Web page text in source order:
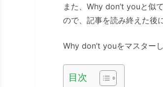
また、Why don’t youと似
ので、記事を読み終えた後
Why don’t youをマスター
目次